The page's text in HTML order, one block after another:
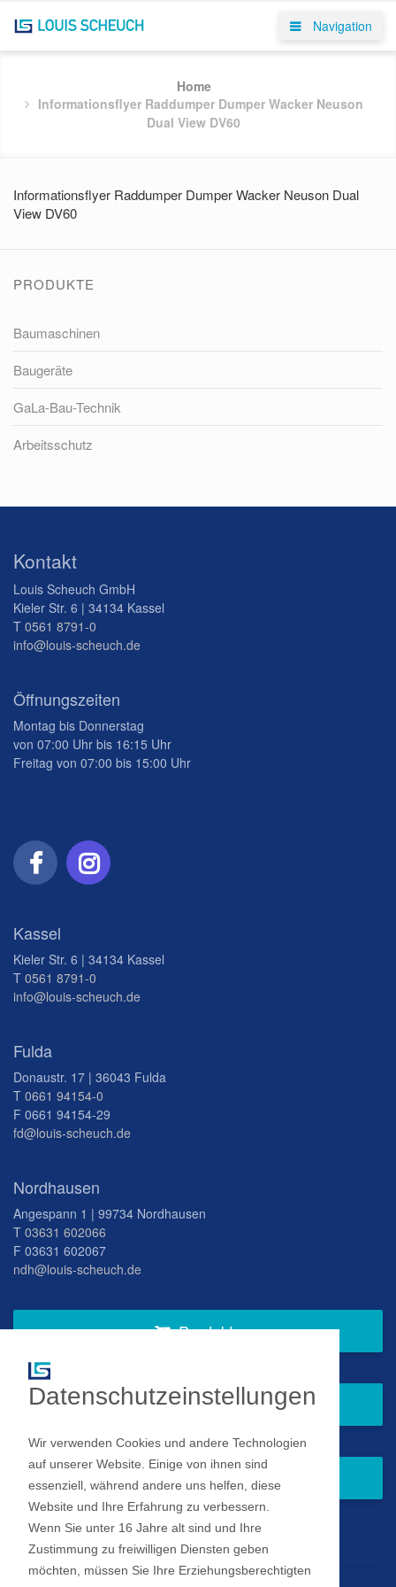
Navigation
Home
Informationsflyer Raddumper Dumper Wacker Neuson
Dual View DV60
Informationsflyer Raddumper Dumper Wacker Neuson Dual
View DV60
PRODUKTE
Baumaschinen
Baugeräte
GaLa-Bau-Technik
Arbeitsschutz
Kontakt
Louis Scheuch GmbH
Kieler Str. 6 | 34134 Kassel
T 0561 8791-0
info@louis-scheuch.de
Öffnungszeiten
Montag bis Donnerstag
von 07:00 Uhr bis 16:15 Uhr
Freitag von 07:00 bis 15:00 Uhr
Kassel
Kieler Str. 6 | 34134 Kassel
T 0561 8791-0
info@louis-scheuch.de
Fulda
Donaustr. 17 | 36043 Fulda
T 0661 94154-0
F 0661 94154-29
fd@louis-scheuch.de
Nordhausen
Angespann 1 | 99734 Nordhausen
T 03631 602066
F 03631 602067
ndh@louis-scheuch.de
Produkte
Fragen Sie gern bei uns an
Zum Newsletter anmelden
Impressum
Datenschutzeinstellungen
Wir verwenden Cookies und andere Technologien
auf unserer Website. Einige von ihnen sind
essenziell, während andere uns helfen, diese
Website und Ihre Erfahrung zu verbessern.
Wenn Sie unter 16 Jahre alt sind und Ihre
Zustimmung zu freiwilligen Diensten geben
möchten, müssen Sie Ihre Erziehungsberechtigten